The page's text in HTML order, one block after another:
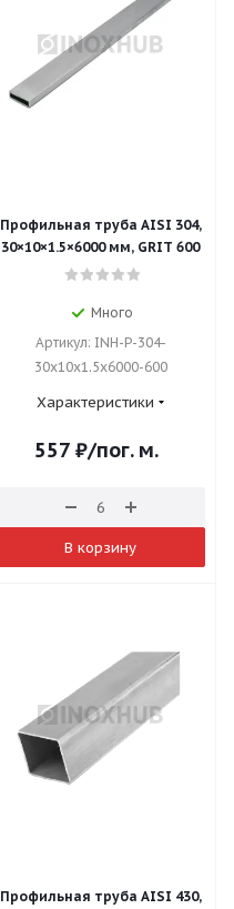
Профильная труба AISI 304,
30×10×1.5×6000 мм, GRIT 600
Много
Артикул: INH-P-304-
30x10x1.5x6000-600
Характеристики
557 ₽/пог. м.
В корзину
Профильная труба AISI 430,